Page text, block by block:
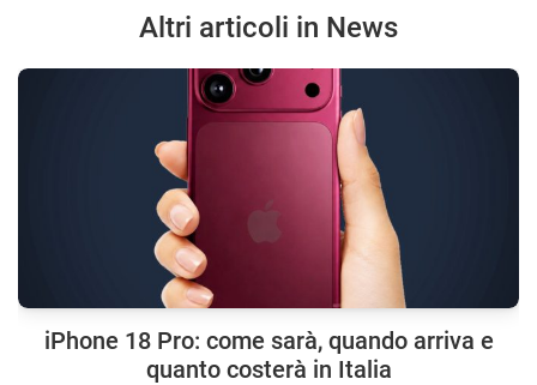
Altri articoli in News
iPhone 18 Pro: come sarà, quando arriva e
quanto costerà in Italia